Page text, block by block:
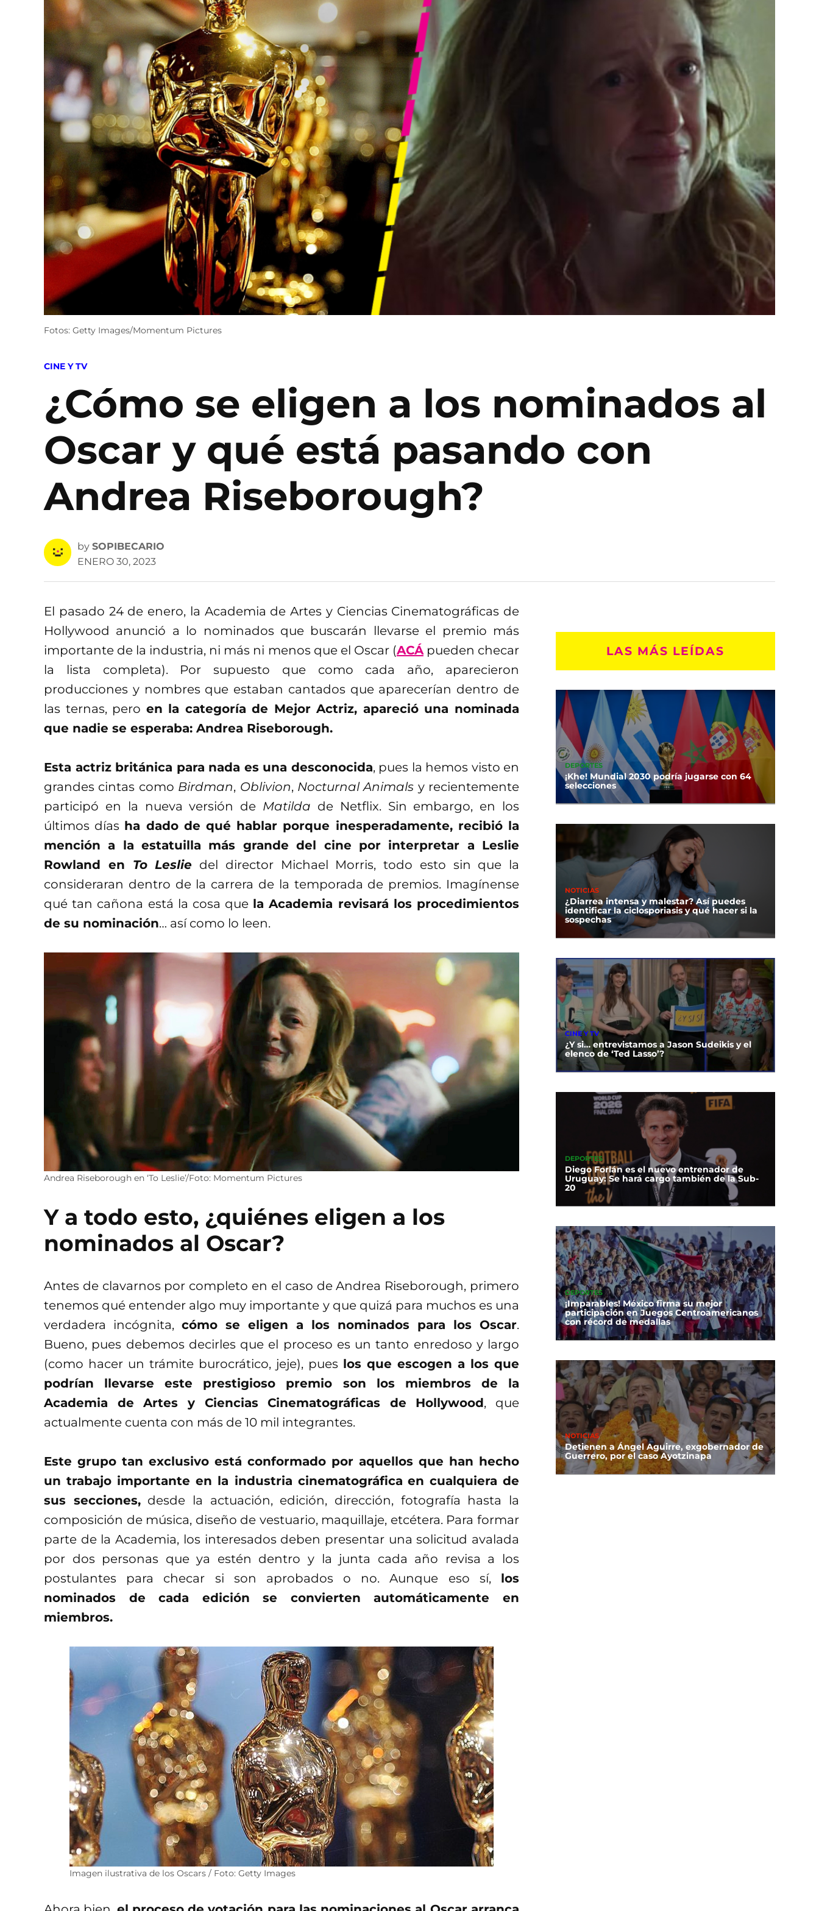
Fotos: Getty Images/Momentum Pictures
POSTED
CINE Y TV
¿Cómo se eligen a los nominados al
Oscar y qué está pasando con
Andrea Riseborough?
by SOPIBECARIO
ENERO 30, 2023
El pasado 24 de enero, la Academia de Artes y Ciencias Cinematográficas de
Hollywood anunció a lo nominados que buscarán llevarse el premio más
importante de la industria, ni más ni menos que el Oscar (ACÁpueden checar
la lista completa). Por supuesto que como cada año, aparecieron
producciones y nombres que estaban cantados que aparecerían dentro de
las ternas, pero en la categoría de Mejor Actriz, apareció una nominada
que nadie se esperaba: Andrea Riseborough.
Esta actriz británica para nada es una desconocida, pues la hemos visto en
grandes cintas como Birdman, Oblivion, Nocturnal Animals y recientemente
participó en la nueva versión de Matilda de Netflix. Sin embargo, en los
últimos días ha dado de qué hablar porque inesperadamente, recibió la
mención a la estatuilla más grande del cine por interpretar a Leslie
Rowland en To Leslie del director Michael Morris, todo esto sin que la
consideraran dentro de la carrera de la temporada de premios. Imagínense
qué tan cañona está la cosa que la Academia revisará los procedimientos
de su nominación… así como lo leen.
Andrea Riseborough en ‘To Leslie’/Foto: Momentum Pictures
Y a todo esto, ¿quiénes eligen a los
nominados al Oscar?
Antes de clavarnos por completo en el caso de Andrea Riseborough, primero
tenemos qué entender algo muy importante y que quizá para muchos es una
verdadera incógnita, cómo se eligen a los nominados para los Oscar.
Bueno, pues debemos decirles que el proceso es un tanto enredoso y largo
(como hacer un trámite burocrático, jeje), pues los que escogen a los que
podrían llevarse este prestigioso premio son los miembros de la
Academia de Artes y Ciencias Cinematográficas de Hollywood, que
actualmente cuenta con más de 10 mil integrantes.
Este grupo tan exclusivo está conformado por aquellos que han hecho
un trabajo importante en la industria cinematográfica en cualquiera de
sus secciones,desde la actuación, edición, dirección, fotografía hasta la
composición de música, diseño de vestuario, maquillaje, etcétera. Para formar
parte de la Academia, los interesados deben presentar una solicitud avalada
por dos personas que ya estén dentro y la junta cada año revisa a los
postulantes para checar si son aprobados o no. Aunque eso sí, los
nominados de cada edición se convierten automáticamente en
miembros.
Imagen ilustrativa de los Oscars / Foto: Getty Images
LAS MÁS LEÍDAS
DEPORTES
¡Khe! Mundial 2030 podría jugarse con 64
selecciones
NOTICIAS
¿Diarrea intensa y malestar? Así puedes
identificar la ciclosporiasis y qué hacer si la
sospechas
CINE Y TV
¿Y si… entrevistamos a Jason Sudeikis y el
elenco de ‘Ted Lasso’?
DEPORTES
Diego Forlán es el nuevo entrenador de
Uruguay: Se hará cargo también de la Sub-
20
DEPORTES
¡Imparables! México firma su mejor
participación en Juegos Centroamericanos
con récord de medallas
NOTICIAS
Detienen a Ángel Aguirre, exgobernador de
Guerrero, por el caso Ayotzinapa